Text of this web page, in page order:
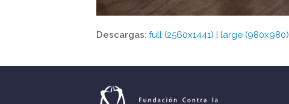
Descargas: full (2560x1441) | large (980x980)